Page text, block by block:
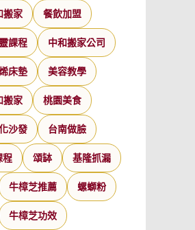
搬家 餐飲加盟
課程 中和搬家公司
床墊 美容教學
搬家 桃園美食
沙發 台南做臉
程 頌缽 基隆抓漏
牛樟芝推薦 螺螄粉
牛樟芝功效